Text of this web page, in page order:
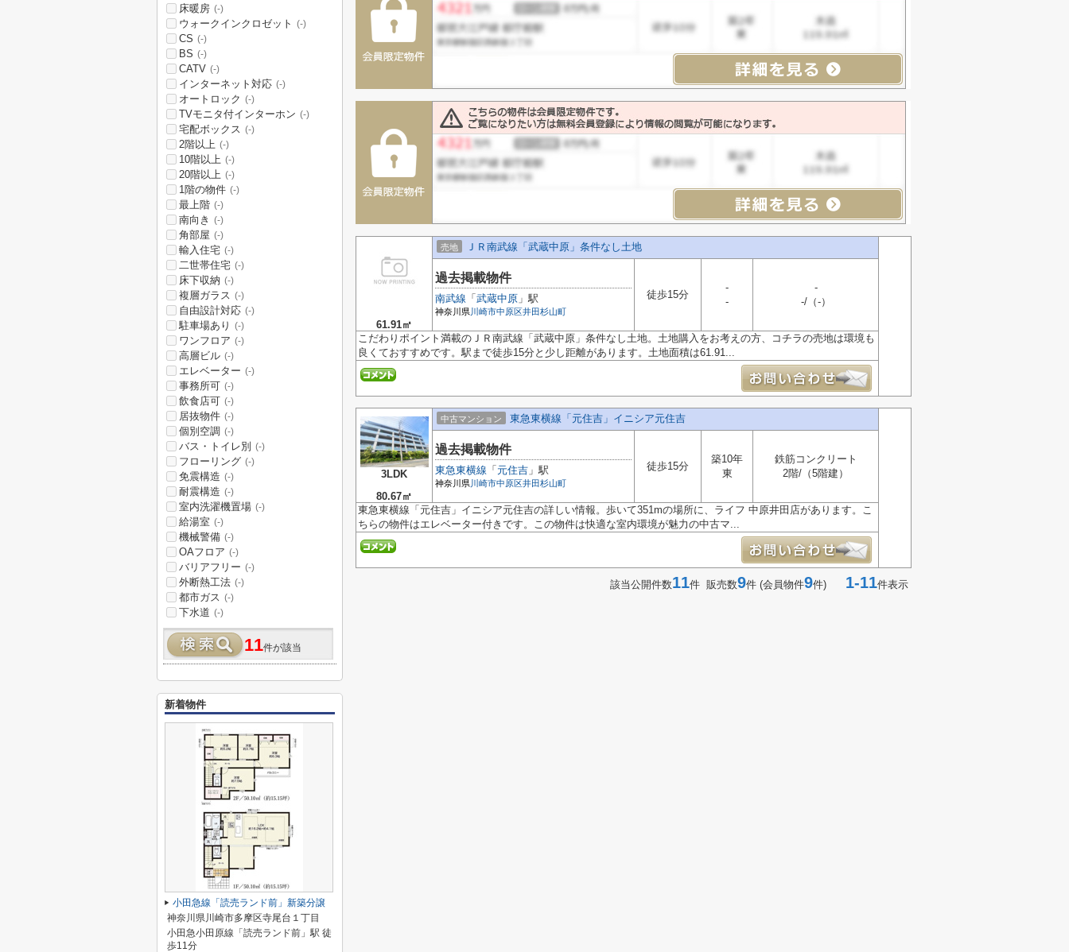
61.91㎡
売地 ＪＲ南武線「武蔵中原」条件なし土地
過去掲載物件
南武線 「 武蔵中原 」駅
神奈川県川崎市中原区井田杉山町
徒歩15分
-
-
-
-/（-）
こだわりポイント満載のＪＲ南武線「武蔵中原」条件なし土地。土地購入をお考えの方、コチラの売地は環境も
良くておすすめです。駅まで徒歩15分と少し距離があります。土地面積は61.91...
3LDK
80.67㎡
中古マンション 東急東横線「元住吉」イニシア元住吉
過去掲載物件
東急東横線 「 元住吉 」駅
神奈川県川崎市中原区井田杉山町
徒歩15分
築10年
東
鉄筋コンクリート
2階/（5階建）
東急東横線「元住吉」イニシア元住吉の詳しい情報。歩いて351mの場所に、ライフ 中原井田店があります。こ
ちらの物件はエレベーター付きです。この物件は快適な室内環境が魅力の中古マ...
該当公開件数11件 販売数9件 (会員物件9件) 1-11件表示
床暖房 (-)
ウォークインクロゼット (-)
CS (-)
BS (-)
CATV (-)
インターネット対応 (-)
オートロック (-)
TVモニタ付インターホン (-)
宅配ボックス (-)
2階以上 (-)
10階以上 (-)
20階以上 (-)
1階の物件 (-)
最上階 (-)
南向き (-)
角部屋 (-)
輸入住宅 (-)
二世帯住宅 (-)
床下収納 (-)
複層ガラス (-)
自由設計対応 (-)
駐車場あり (-)
ワンフロア (-)
高層ビル (-)
エレベーター (-)
事務所可 (-)
飲食店可 (-)
居抜物件 (-)
個別空調 (-)
バス・トイレ別 (-)
フローリング (-)
免震構造 (-)
耐震構造 (-)
室内洗濯機置場 (-)
給湯室 (-)
機械警備 (-)
OAフロア (-)
バリアフリー (-)
外断熱工法 (-)
都市ガス (-)
下水道 (-)
11件が該当
新着物件
小田急線「読売ランド前」新築分譲
神奈川県川崎市多摩区寺尾台１丁目
小田急小田原線「読売ランド前」駅 徒
歩11分